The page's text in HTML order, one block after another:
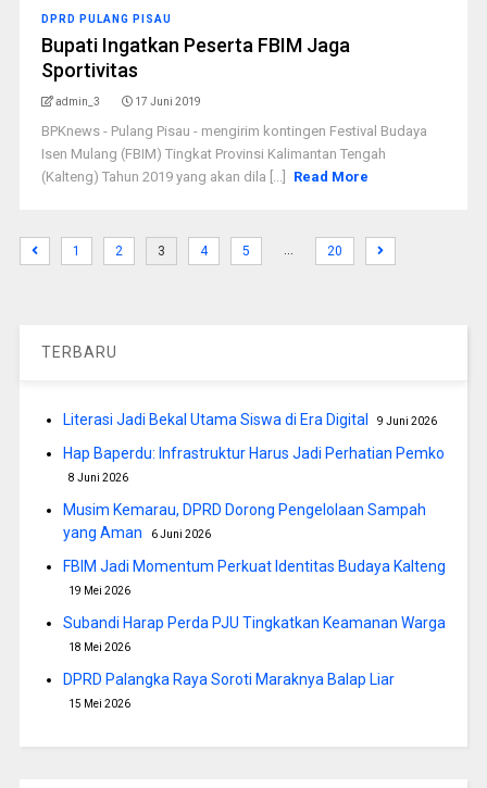
DPRD PULANG PISAU
Bupati Ingatkan Peserta FBIM Jaga
Sportivitas
admin_3 17 Juni 2019
BPKnews - Pulang Pisau - mengirim kontingen Festival Budaya
Isen Mulang (FBIM) Tingkat Provinsi Kali­mantan Tengah
(Kalteng) Tahun 2019 yang akan dila [...]
Read More
1 2 3 4 5 … 20
TERBARU
Literasi Jadi Bekal Utama Siswa di Era Digital 9 Juni 2026
Hap Baperdu: Infrastruktur Harus Jadi Perhatian Pemko
8 Juni 2026
Musim Kemarau, DPRD Dorong Pengelolaan Sampah
yang Aman
6 Juni 2026
FBIM Jadi Momentum Perkuat Identitas Budaya Kalteng
19 Mei 2026
Subandi Harap Perda PJU Tingkatkan Keamanan Warga
18 Mei 2026
DPRD Palangka Raya Soroti Maraknya Balap Liar
15 Mei 2026